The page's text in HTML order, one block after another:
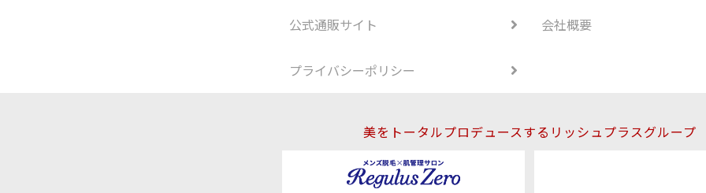
公式通販サイト 会社概要
プライバシーポリシー
美をトータルプロデュースするリッシュプラスグループ